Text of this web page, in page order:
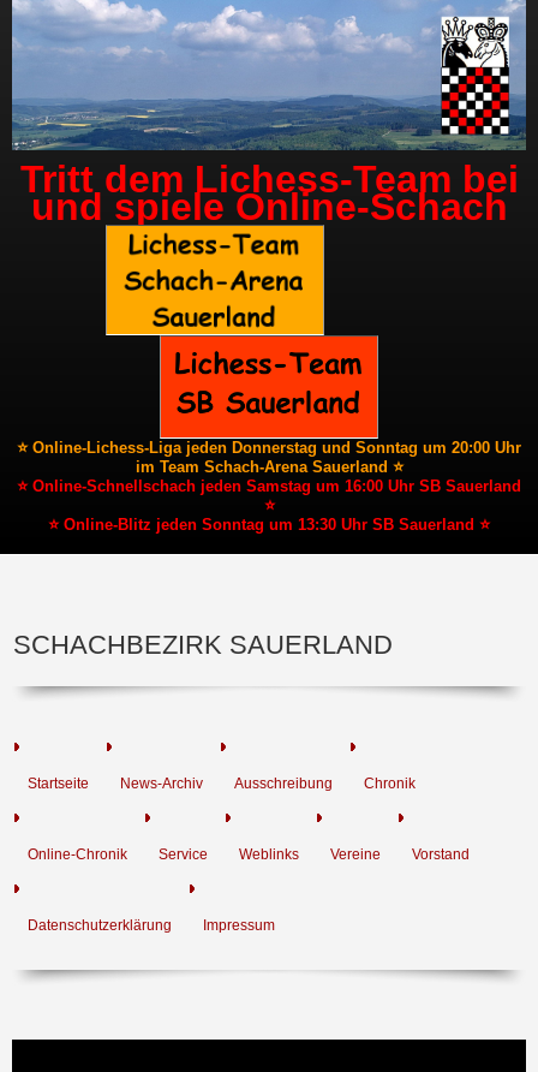
Tritt dem Lichess-Team bei
und spiele Online-Schach
⭐ Online-Lichess-Liga jeden Donnerstag und Sonntag um 20:00 Uhr
im Team Schach-Arena Sauerland ⭐
⭐ Online-Schnellschach jeden Samstag um 16:00 Uhr SB Sauerland
⭐
⭐ Online-Blitz jeden Sonntag um 13:30 Uhr SB Sauerland ⭐
SCHACHBEZIRK SAUERLAND
Startseite News-Archiv Ausschreibung Chronik
Online-Chronik Service Weblinks Vereine Vorstand
Datenschutzerklärung Impressum